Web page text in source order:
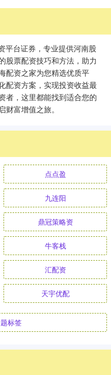
平台证券，专业提供河南股
股票配资技巧和方法，助力
配资之家为您精选优质平
配资方案，实现投资收益最
者，这里都能找到适合您的
富增值之旅。
点点盈
九连阳
鼎冠策略资
牛客栈
汇配资
天宇优配
标签